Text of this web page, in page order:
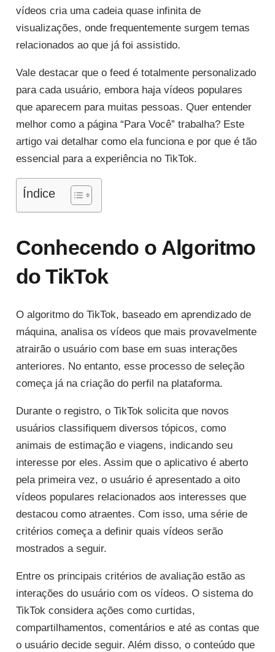
vídeos cria uma cadeia quase infinita de
visualizações, onde frequentemente surgem temas
relacionados ao que já foi assistido.
Vale destacar que o feed é totalmente personalizado
para cada usuário, embora haja vídeos populares
que aparecem para muitas pessoas. Quer entender
melhor como a página “Para Você” trabalha? Este
artigo vai detalhar como ela funciona e por que é tão
essencial para a experiência no TikTok.
Índice
Conhecendo o Algoritmo
do TikTok
O algoritmo do TikTok, baseado em aprendizado de
máquina, analisa os vídeos que mais provavelmente
atrairão o usuário com base em suas interações
anteriores. No entanto, esse processo de seleção
começa já na criação do perfil na plataforma.
Durante o registro, o TikTok solicita que novos
usuários classifiquem diversos tópicos, como
animais de estimação e viagens, indicando seu
interesse por eles. Assim que o aplicativo é aberto
pela primeira vez, o usuário é apresentado a oito
vídeos populares relacionados aos interesses que
destacou como atraentes. Com isso, uma série de
critérios começa a definir quais vídeos serão
mostrados a seguir.
Entre os principais critérios de avaliação estão as
interações do usuário com os vídeos. O sistema do
TikTok considera ações como curtidas,
compartilhamentos, comentários e até as contas que
o usuário decide seguir. Além disso, o conteúdo que